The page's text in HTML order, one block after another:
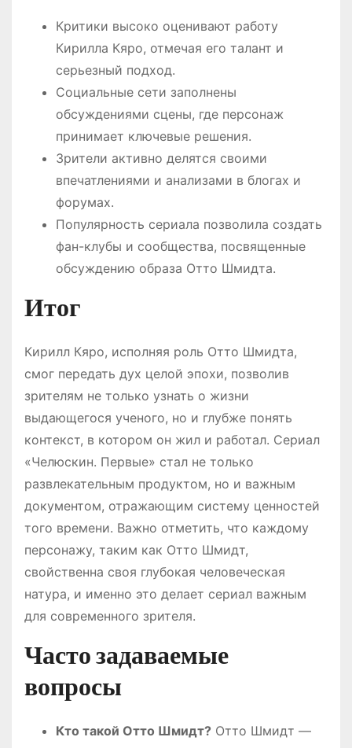
Критики высоко оценивают работу
Кирилла Кяро, отмечая его талант и
серьезный подход.
Социальные сети заполнены
обсуждениями сцены, где персонаж
принимает ключевые решения.
Зрители активно делятся своими
впечатлениями и анализами в блогах и
форумах.
Популярность сериала позволила создать
фан-клубы и сообщества, посвященные
обсуждению образа Отто Шмидта.
Итог
Кирилл Кяро, исполняя роль Отто Шмидта,
смог передать дух целой эпохи, позволив
зрителям не только узнать о жизни
выдающегося ученого, но и глубже понять
контекст, в котором он жил и работал. Сериал
«Челюскин. Первые» стал не только
развлекательным продуктом, но и важным
документом, отражающим систему ценностей
того времени. Важно отметить, что каждому
персонажу, таким как Отто Шмидт,
свойственна своя глубокая человеческая
натура, и именно это делает сериал важным
для современного зрителя.
Часто задаваемые
вопросы
Кто такой Отто Шмидт? Отто Шмидт —